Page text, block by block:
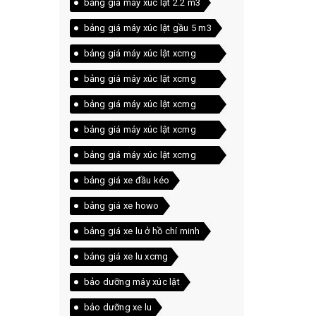
bảng giá máy xúc lật 2.2 m3
bảng giá máy xúc lật gầu 5 m3
bảng giá máy xúc lật xcmg
lw156fv
bảng giá máy xúc lật xcmg
lw300fn
bảng giá máy xúc lật xcmg
lw300kn
bảng giá máy xúc lật xcmg
lw500fn
bảng giá máy xúc lật xcmg
lw600kn
bảng giá xe đầu kéo
bảng giá xe howo
bảng giá xe lu ở hồ chí minh
bảng giá xe lu xcmg
bảo dưỡng máy xúc lật
bảo dưỡng xe lu